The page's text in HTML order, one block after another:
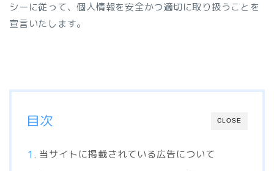
シーに従って、個人情報を安全かつ適切に取り扱うことを
宣言いたします。
CLOSE
目次
当サイトに掲載されている広告について